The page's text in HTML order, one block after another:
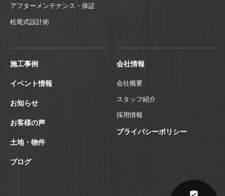
アフターメンテナンス・保証
松尾式設計術
施工事例
イベント情報
お知らせ
お客様の声
土地・物件
ブログ
会社情報
会社概要
スタッフ紹介
採用情報
プライバシーポリシー